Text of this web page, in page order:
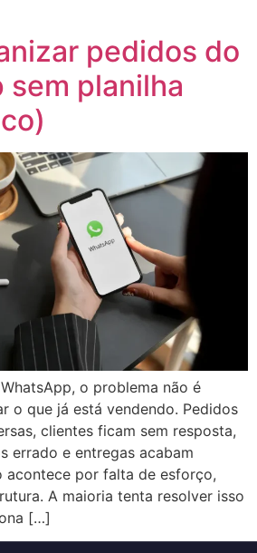
pedidos do
sem planilha
o problema não é
o que já está vendendo. Pedidos
clientes ficam sem resposta,
errado e entregas acabam
acontece por falta de esforço,
A maioria tenta resolver isso
[…]